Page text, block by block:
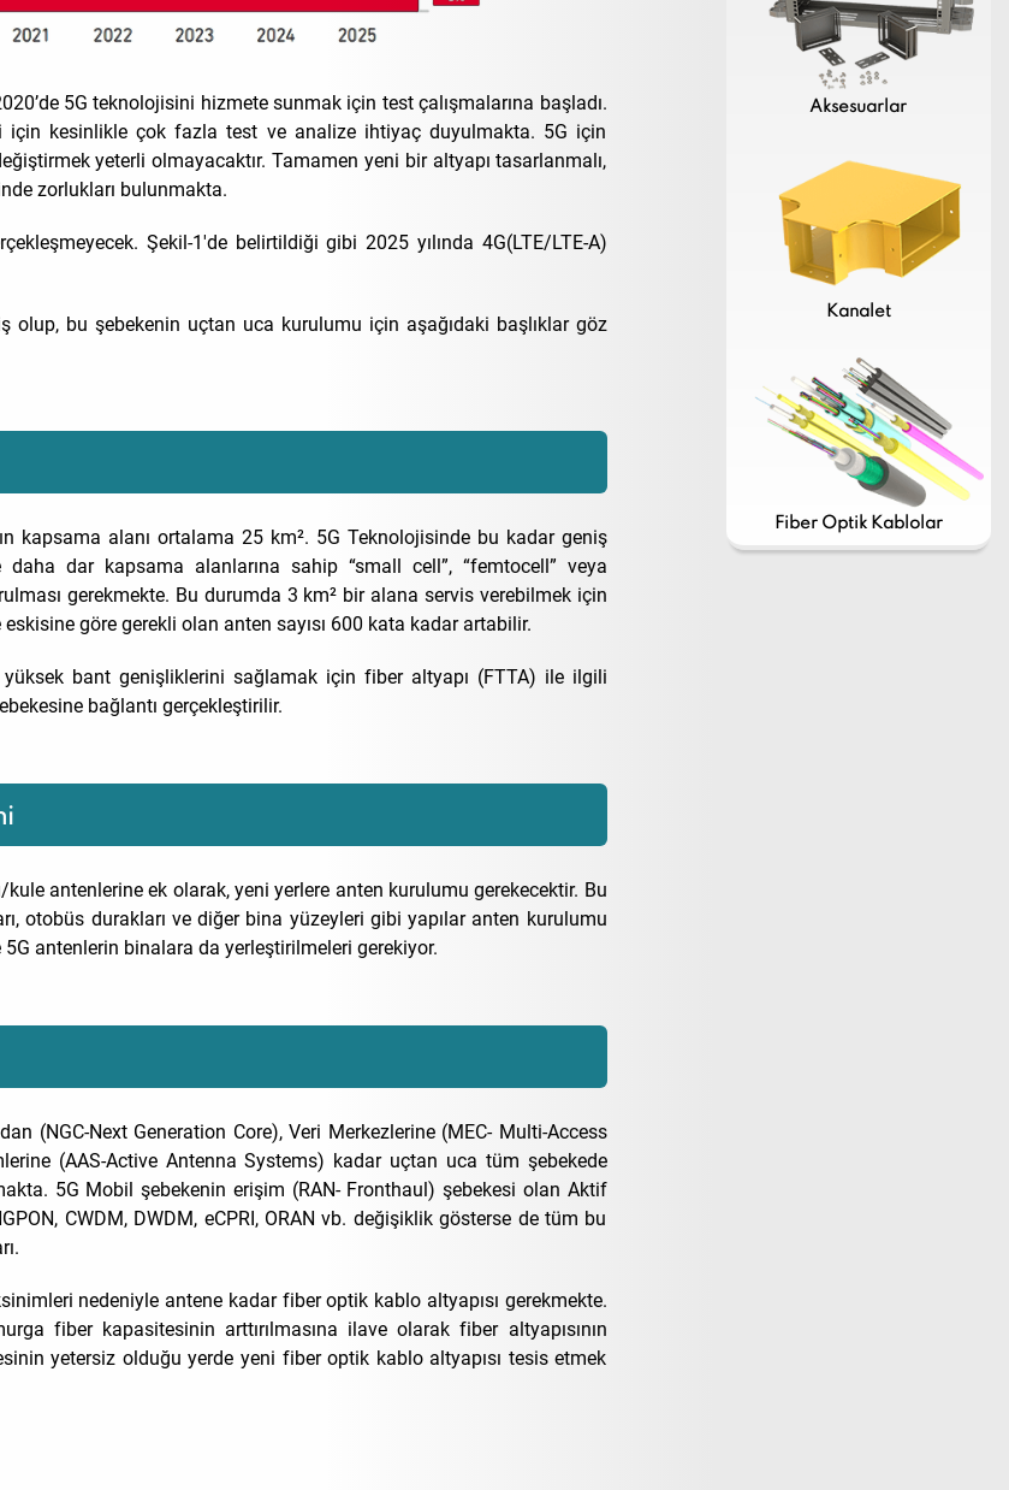
Aksesuarlar
Kanalet
Fiber Optik Kablolar
5G teknolojisini hizmete sunmak için test çalışmalarına başladı.
için kesinlikle çok fazla test ve analize ihtiyaç duyulmakta. 5G için
yeterli olmayacaktır. Tamamen yeni bir altyapı tasarlanmalı,
zorlukları bulunmakta.
Şekil-1'de belirtildiği gibi 2025 yılında 4G(LTE/LTE-A)
bu şebekenin uçtan uca kurulumu için aşağıdaki başlıklar göz
kapsama alanı ortalama 25 km². 5G Teknolojisinde bu kadar geniş
dar kapsama alanlarına sahip “small cell”, “femtocell” veya
gerekmekte. Bu durumda 3 km² bir alana servis verebilmek için
göre gerekli olan anten sayısı 600 kata kadar artabilir.
bant genişliklerini sağlamak için fiber altyapı (FTTA) ile ilgili
bağlantı gerçekleştirilir.
antenlerine ek olarak, yeni yerlere anten kurulumu gerekecektir. Bu
otobüs durakları ve diğer bina yüzeyleri gibi yapılar anten kurulumu
antenlerin binalara da yerleştirilmeleri gerekiyor.
(NGC-Next Generation Core), Veri Merkezlerine (MEC- Multi-Access
(AAS-Active Antenna Systems) kadar uçtan uca tüm şebekede
5G Mobil şebekenin erişim (RAN- Fronthaul) şebekesi olan Aktif
CWDM, DWDM, eCPRI, ORAN vb. değişiklik gösterse de tüm bu
nedeniyle antene kadar fiber optik kablo altyapısı gerekmekte.
fiber kapasitesinin arttırılmasına ilave olarak fiber altyapısının
yetersiz olduğu yerde yeni fiber optik kablo altyapısı tesis etmek